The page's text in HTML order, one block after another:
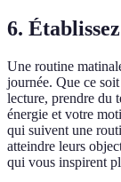
6.
Une routine
journée. Que ce
lecture, prendre du
énergie et votre
qui suivent une
atteindre leurs
qui vous inspirent